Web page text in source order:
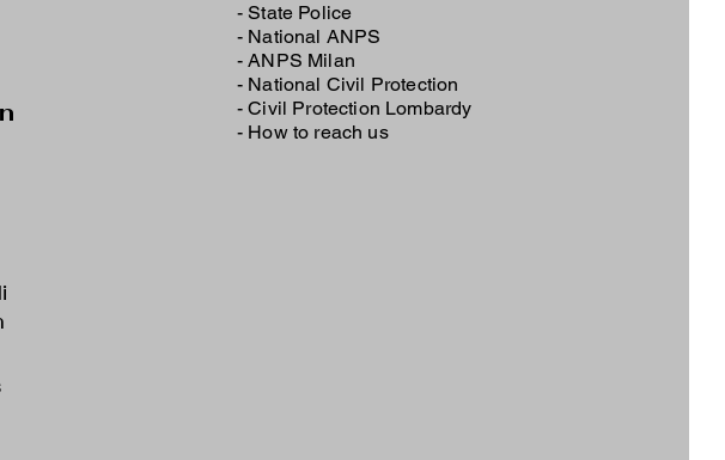
- State Police
- National ANPS
-ANPS Milan
- National Civil Protection
-Civil Protection Lombardy
- How to reach us